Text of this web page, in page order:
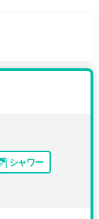
シャワー